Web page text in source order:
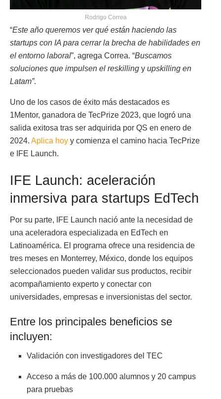
Rodrigo Correa
“Este año queremos ver qué están haciendo las
startups con IA para cerrar la brecha de habilidades en
el entorno laboral”, agrega Correa. “Buscamos
soluciones que impulsen el reskilling y upskilling en
Latam”.
Uno de los casos de éxito más destacados es
1Mentor, ganadora de TecPrize 2023, que logró una
salida exitosa tras ser adquirida por QS en enero de
2024. Aplica hoy y comienza el camino hacia TecPrize
e IFE Launch.
IFE Launch: aceleración
inmersiva para startups EdTech
Por su parte, IFE Launch nació ante la necesidad de
una aceleradora especializada en EdTech en
Latinoamérica. El programa ofrece una residencia de
tres meses en Monterrey, México, donde los equipos
seleccionados pueden validar sus productos, recibir
acompañamiento experto y conectar con
universidades, empresas e inversionistas del sector.
Entre los principales beneficios se
incluyen:
Validación con investigadores del TEC
Acceso a más de 100.000 alumnos y 20 campus
para pruebas